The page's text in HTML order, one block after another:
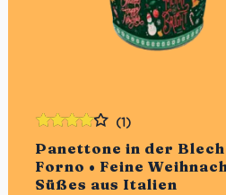
Panettone in der
Forno • Feine
Süßes aus Italien
(1)
Bewertet
mit4.00
von 5